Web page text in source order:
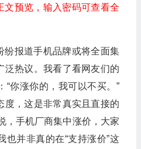
文预览，输入密码可查看全
纷报道手机品牌或将全面集
泛热议。我看了看网友们的
“你涨你的，我可以不买。”
度，这是非常真实且直接的
，手机厂商集中涨价，大家
也并非真的在“支持涨价”这